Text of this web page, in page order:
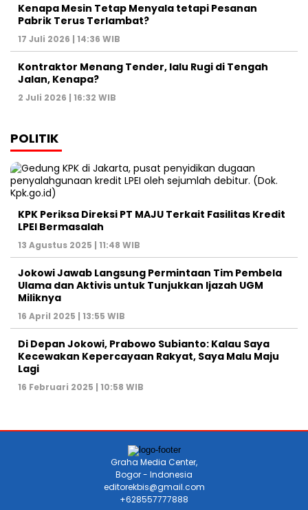
Kenapa Mesin Tetap Menyala tetapi Pesanan
Pabrik Terus Terlambat?
17 Juli 2026 | 14:36 WIB
Kontraktor Menang Tender, lalu Rugi di Tengah
Jalan, Kenapa?
2 Juli 2026 | 16:32 WIB
POLITIK
KPK Periksa Direksi PT MAJU Terkait Fasilitas Kredit
LPEI Bermasalah
13 Agustus 2025 | 11:48 WIB
Jokowi Jawab Langsung Permintaan Tim Pembela
Ulama dan Aktivis untuk Tunjukkan Ijazah UGM
Miliknya
16 April 2025 | 13:55 WIB
Di Depan Jokowi, Prabowo Subianto: Kalau Saya
Kecewakan Kepercayaan Rakyat, Saya Malu Maju
Lagi
16 Februari 2025 | 10:58 WIB
Graha Media Center,
Bogor - Indonesia
editorekbis@gmail.com
+628557777888